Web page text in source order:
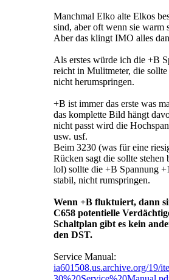
Manchmal Elko alte Elkos
sind, aber oft wenn sie warm
Aber das klingt IMO alles
Als erstes würde ich die +B
reicht in Mulitmeter, die sollte
nicht herumspringen.
+B ist immer das erste was
das komplette Bild hängt
nicht passt wird die
usw. usf.
Beim 3230 (was für eine
Rücken sagt die sollte stehen
lol) sollte die +B Spannung
stabil, nicht rumspringen.
Wenn +B fluktuiert, dann
C658 potentielle
Schaltplan gibt es kein
den DST.
Service Manual:
ia601508.us.archive.org/19/